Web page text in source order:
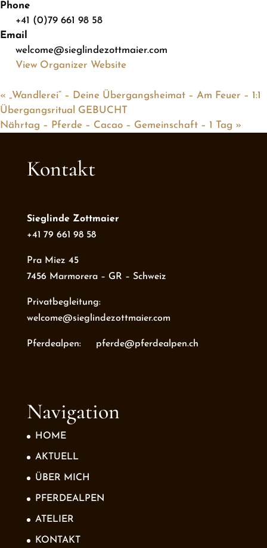
Phone
+41 (0)79 661 98 58
Email
welcome@sieglindezottmaier.com
View Organizer Website
« „Wandlerei“ – Deine Übergangsheimat – Am Feuer – 1:1
Übergangsritual GEBUCHT
Nährtag – Pferde – Cacao – Gemeinschaft – 1 Tag »
Kontakt
Sieglinde Zottmaier
+41 79 661 98 58
Pra Miez 45
7456 Marmorera – GR – Schweiz
Privatbegleitung:
welcome@sieglindezottmaier.com
Pferdealpen: pferde@pferdealpen.ch
Navigation
HOME
AKTUELL
ÜBER MICH
PFERDEALPEN
ATELIER
KONTAKT